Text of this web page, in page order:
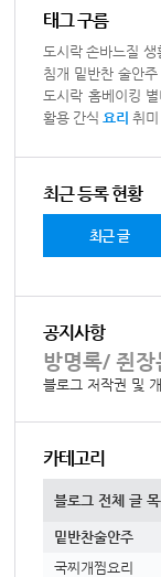
태그 구름
도시락 손바느질 생
침개 밑반찬 술안주
도시락 홈베이킹 별
활용 간식 요리 취미
최근 등록 현황
최근 글
공지사항
방명록/ 쥔장
블로그 저작권 및
카테고리
블로그 전체 글
밑반찬술안주
국찌개찜요리